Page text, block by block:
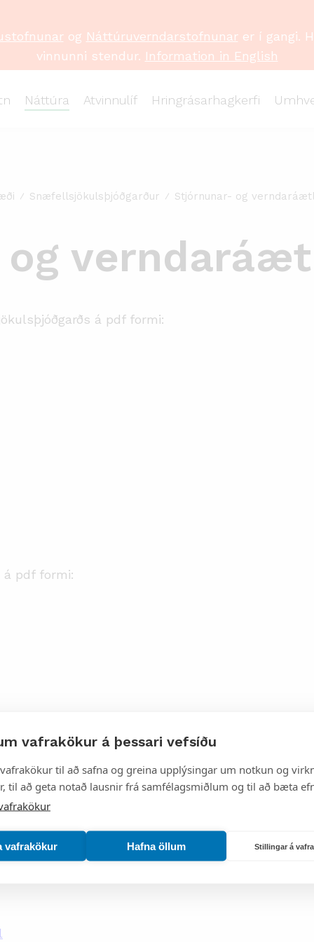
vafrakökur á þessari vefsíðu
til að safna og greina upplýsingar um notkun og
til að geta notað lausnir frá samfélagsmiðlum og til að bæta
vafrakökur Hafna öllum Stillingar á
Náttúra Atvinnulíf Hringrásarhagkerfi
og Náttúruverndarstofnunarer í gangi.
vinnunni stendur. Information in English
Snæfellsjökulsþjóðgarður Stjórnunar- og
á pdf formi:
pdf formi: